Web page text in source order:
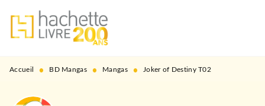
MENU RECHERCHE
PIED DE PAGE
Accueil • BD Mangas • Mangas • Joker of Destiny T02